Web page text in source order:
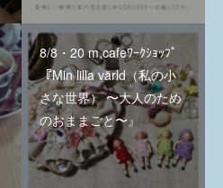
8/8・20 m,cafeﾜｰｸｼｮｯﾌﾟ
『Min lilla värld（私の小
さな世界） 〜大人のため
のおままごと〜』